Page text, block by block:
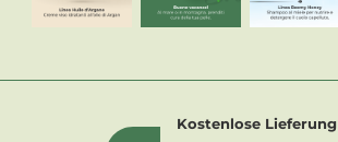
Kostenlose Lieferung